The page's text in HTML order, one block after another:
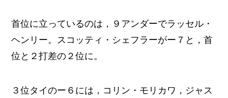
首位に立っているのは，９アンダーでラッセル・
ヘンリー。スコッティ・シェフラーがー７と，首
位と２打差の２位に。
３位タイのー６には，コリン・モリカワ，ジャス